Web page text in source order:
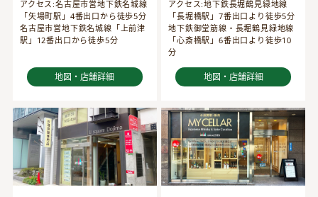
アクセス:名古屋市営地下鉄名城線
「矢場町駅」4番出口から徒歩5分
名古屋市営地下鉄名城線「上前津
駅」12番出口から徒歩5分
地図・店舗詳細
アクセス:地下鉄長堀鶴見緑地線
「長堀橋駅」7番出口より徒歩5分
地下鉄御堂筋線・長堀鶴見緑地線
「心斎橋駅」6番出口より徒歩10
分
地図・店舗詳細